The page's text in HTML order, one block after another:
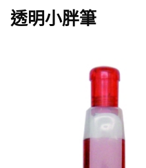
透明小胖筆